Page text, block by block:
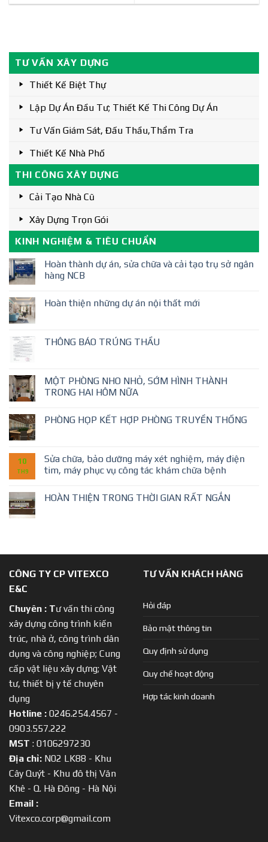
TƯ VẤN XÂY DỰNG
Thiết Kế Biệt Thự
Lập Dự Án Đầu Tư; Thiết Kế Thi Công Dự Án
Tư Vấn Giám Sát, Đấu Thầu,thẩm Tra
Thiết Kế Nhà Phố
THI CÔNG XÂY DỰNG
Cải Tạo Nhà Cũ
Xây Dựng Trọn Gói
KINH NGHIỆM & TIÊU CHUẨN
Hoàn thành dự án, sửa chữa và cải tạo trụ sở ngân
hàng NCB
Hoàn thiện những dự án nội thất mới
THÔNG BÁO TRÚNG THẦU
MỘT PHÒNG NHO NHỎ, SỚM HÌNH THÀNH
TRONG HAI HÔM NỮA
PHÒNG HỌP KẾT HỢP PHÒNG TRUYỀN THỐNG
10
TH9
Sửa chữa, bảo dưỡng máy xét nghiệm, máy điện
tim, máy phục vụ công tác khám chữa bệnh
HOÀN THIỆN TRONG THỜI GIAN RẤT NGẮN
CÔNG TY CP VITEXCO
E&C
Chuyên : Tư vấn thi công
xây dựng công trình kiến
trúc, nhà ở, công trình dân
dụng và công nghiệp; Cung
cấp vật liệu xây dựng; Vật
tư, thiết bị y tế chuyên
dụng
Hotline : 0246.254.4567 -
0903.557.222
MST : 0106297230
Địa chỉ: N02 LK88 - Khu
Cây Quýt - Khu đô thị Văn
Khê - Q. Hà Đông - Hà Nội
Email :
Vitexco.corp@gmail.com
TƯ VẤN KHÁCH HÀNG
Hỏi đáp
Bảo mật thông tin
Quy định sử dụng
Quy chế hoạt động
Hợp tác kinh doanh